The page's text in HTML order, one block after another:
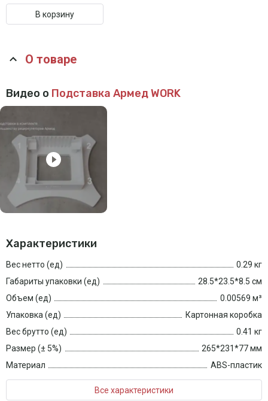
В корзину
О товаре
Видео о Подставка Армед WORK
Характеристики
Вес нетто (ед)
0.29 кг
Габариты упаковки (ед)
28.5*23.5*8.5 см
Объем (ед)
0.00569 м³
Упаковка (ед)
Картонная коробка
Вес брутто (ед)
0.41 кг
Размер (± 5%)
265*231*77 мм
Материал
ABS-пластик
Все характеристики